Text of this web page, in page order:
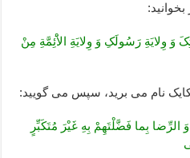
وَ وِلایَةِ رَسُولَکِ وَ وِلایَةِ الاَْئِمَّةِ مِنْ
نام می برید، سپس می گویید:
الرِّضا بِما فَضَّلْتَهِمْ بِهِ غَیْرَ مُتَکَبِّرٍ